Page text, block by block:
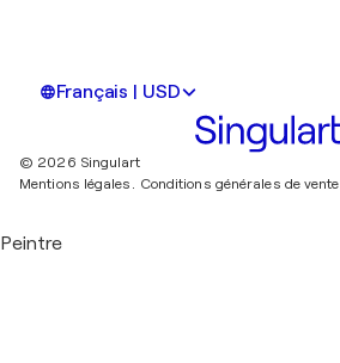
Français | USD
© 2026 Singulart
Mentions légales. Conditions générales de vente
Peintre